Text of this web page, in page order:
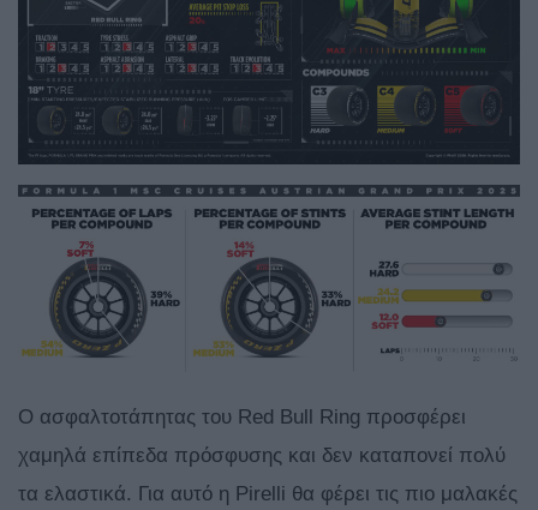
O ασφαλτοτάπητας του Red Bull Ring προσφέρει
χαμηλά επίπεδα πρόσφυσης και δεν καταπονεί πολύ
τα ελαστικά. Για αυτό η Pirelli θα φέρει τις πιο μαλακές